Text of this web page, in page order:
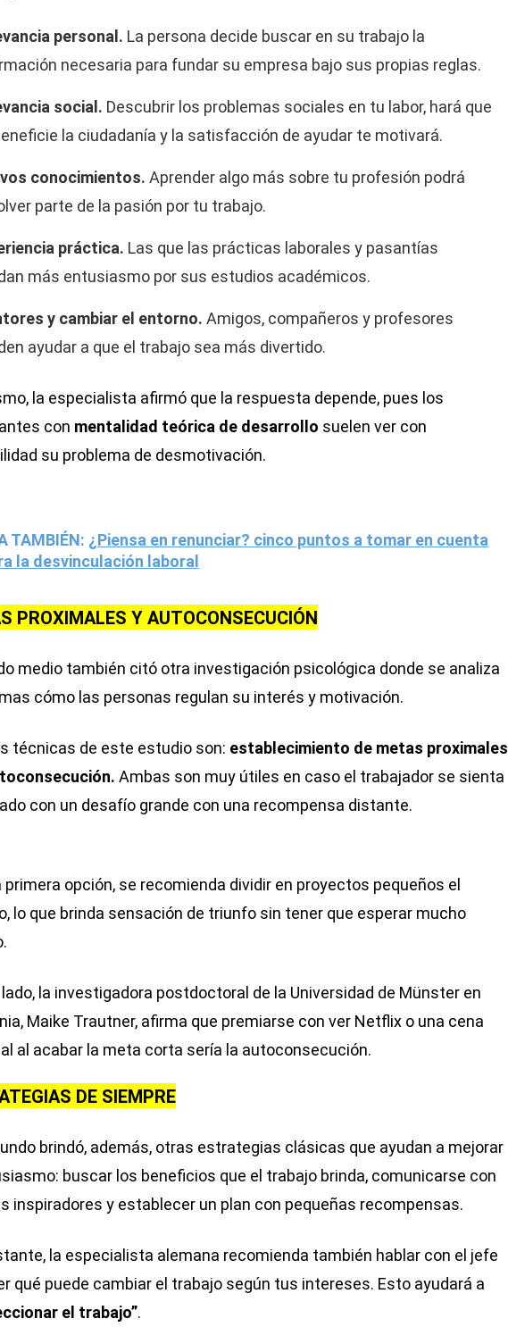
personal. La persona decide buscar en su trabajo la
necesaria para fundar su empresa bajo sus propias reglas.
social. Descubrir los problemas sociales en tu labor, hará que
la ciudadanía y la satisfacción de ayudar te motivará.
conocimientos. Aprender algo más sobre tu profesión podrá
parte de la pasión por tu trabajo.
práctica. Las que las prácticas laborales y pasantías
más entusiasmo por sus estudios académicos.
y cambiar el entorno. Amigos, compañeros y profesores
ayudar a que el trabajo sea más divertido.
la especialista afirmó que la respuesta depende, pues los
con mentalidad teórica de desarrollo suelen ver con
su problema de desmotivación.
TAMBIÉN: ¿Piensa en renunciar? cinco puntos a tomar en cuenta
la desvinculación laboral
PROXIMALES Y AUTOCONSECUCIÓN
medio también citó otra investigación psicológica donde se analiza
cómo las personas regulan su interés y motivación.
técnicas de este estudio son: establecimiento de metas proximales
Ambas son muy útiles en caso el trabajador se sienta
con un desafío grande con una recompensa distante.
primera opción, se recomienda dividir en proyectos pequeños el
lo que brinda sensación de triunfo sin tener que esperar mucho
la investigadora postdoctoral de la Universidad de Münster en
Maike Trautner, afirma que premiarse con ver Netflix o una cena
al acabar la meta corta sería la autoconsecución.
DE SIEMPRE
brindó, además, otras estrategias clásicas que ayudan a mejorar
buscar los beneficios que el trabajo brinda, comunicarse con
inspiradores y establecer un plan con pequeñas recompensas.
la especialista alemana recomienda también hablar con el jefe
qué puede cambiar el trabajo según tus intereses. Esto ayudará a
el trabajo”.